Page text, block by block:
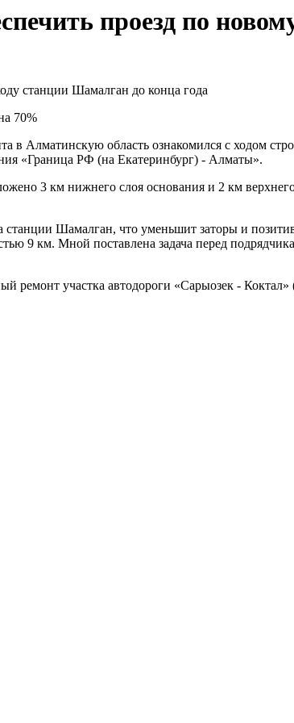
проезд по
70%
в Алматинскую область ознакомился с ходом
«Граница РФ (на Екатеринбург) - Алматы».
3 км нижнего слоя основания и 2 км
станции Шамалган, что уменьшит заторы и
9 км. Мной поставлена задача перед
ремонт участка автодороги «Сарыозек - Коктал»